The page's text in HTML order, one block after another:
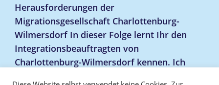
Herausforderungen der
Migrationsgesellschaft Charlottenburg-
Wilmersdorf In dieser Folge lernt Ihr den
Integrationsbeauftragten von
Charlottenburg-Wilmersdorf kennen. Ich